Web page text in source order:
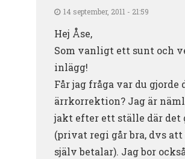
14 september, 2011 - 21:59
Hej Åse,
Som vanligt ett sunt och
inlägg!
Får jag fråga var du gjorde
ärrkorrektion? Jag är
jakt efter ett ställe där det
(privat regi går bra, dvs
själv betalar). Jag bor